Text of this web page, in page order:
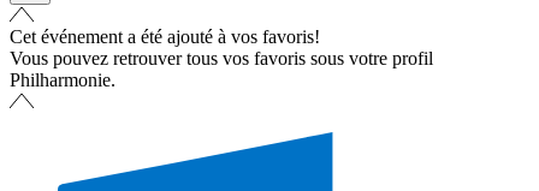
Cet événement a été ajouté à vos favoris!
Vous pouvez retrouver tous vos favoris sous votre profil
Philharmonie.